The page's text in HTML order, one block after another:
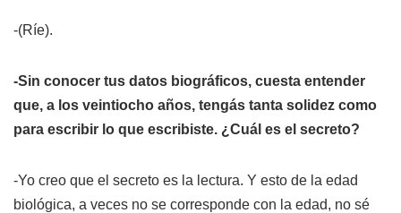
-(Ríe).
-Sin conocer tus datos biográficos, cuesta entender
que, a los veintiocho años, tengás tanta solidez como
para escribir lo que escribiste. ¿Cuál es el secreto?
-Yo creo que el secreto es la lectura. Y esto de la edad
biológica, a veces no se corresponde con la edad, no sé